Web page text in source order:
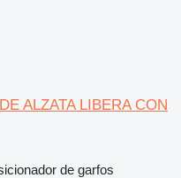
ALZATA LIBERA CON
de garfos